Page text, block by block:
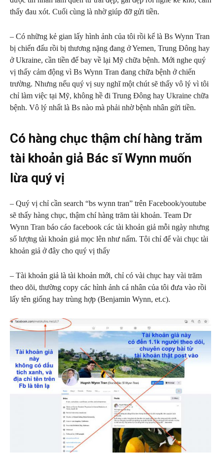
thấy đau xót. Cuối cùng là nhờ giúp đỡ gửi tiền.
– Có những kẻ gian lấy hình ảnh của tôi rồi kể là Bs Wynn Tran
bị chiến đấu rồi bị thương nặng đang ở Yemen, Trung Đông hay
ở Ukraine, cần tiền để bay về lại Mỹ chữa bệnh. Mới nghe quý
vị thấy cảm động vì Bs Wynn Tran đang chữa bệnh ở chiến
trường. Nhưng nếu quý vị suy nghĩ một chút sẽ thấy vô lý vì tôi
chỉ làm việc tại Mỹ, không hề đi Trung Đông hay Ukraine chữa
bệnh. Vô lý nhất là Bs nào mà phải nhờ bệnh nhân gửi tiền.
Có hàng chục thậm chí hàng trăm
tài khoản giả Bác sĩ Wynn muốn
lừa quý vị
– Quý vị chỉ cần search “bs wynn tran” trên Facebook/youtube
sẽ thấy hàng chục, thậm chí hàng trăm tài khoản. Team Dr
Wynn Tran báo cáo facebook các tài khoản giả mỗi ngày nhưng
số lượng tài khoản giả mọc lên như nấm. Tôi chỉ để vài chục tài
khoản giả ở đây cho quý vị thấy
– Tài khoản giả là tài khoản mới, chỉ có vài chục hay vài trăm
theo dõi, thường copy các hình ảnh cá nhân của tôi đưa vào rồi
lấy tên giống hay trùng hợp (Benjamin Wynn, et.c).